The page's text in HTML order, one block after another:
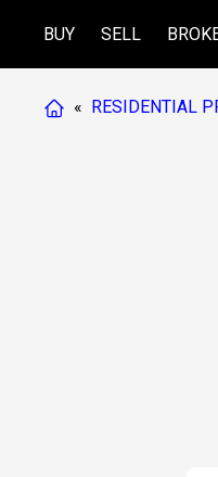
BUY SELL
« RESIDENTIAL